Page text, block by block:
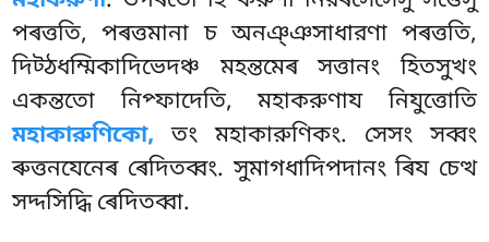
পৰত্ততি, পৰত্তমানা চ অনঞ্ঞসাধারণা পৰত্ততি,
দিট্ঠধম্মিকাদিভেদঞ্চ মহন্তমেৰ সত্তানং হিতসুখং
একন্ততো নিপ্ফাদেতি, মহাকরুণায নিযুত্তোতি
মহাকারুণিকো, তং মহাকারুণিকং. সেসং সব্বং
ৰুত্তনযেনেৰ ৰেদিতব্বং. সুমাগধাদিপদানং ৰিয চেত্থ
সদ্দসিদ্ধি ৰেদিতব্বা.